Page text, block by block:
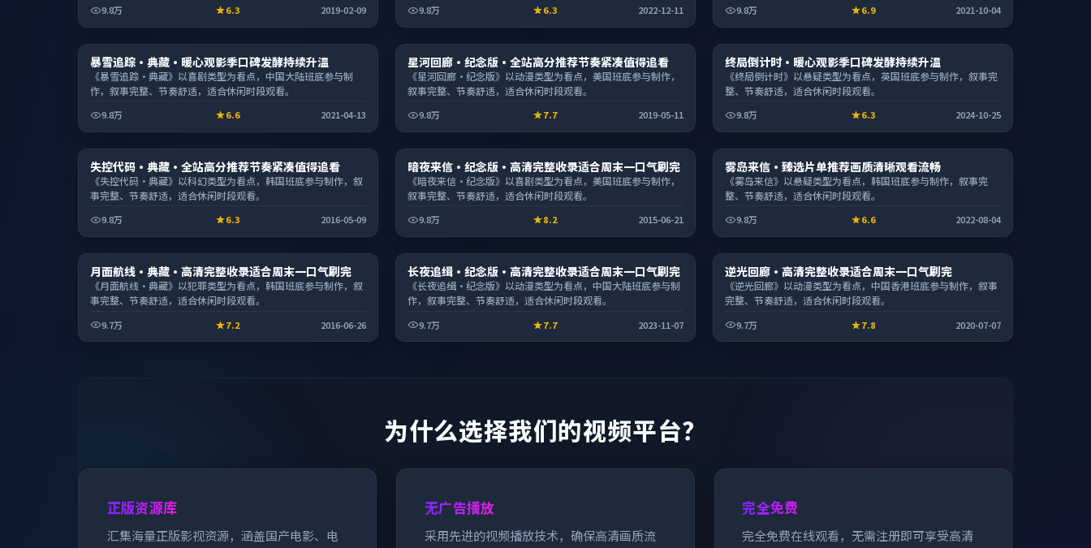
9.8万 6.3 2019-02-09 9.8万 6.3 2022-12-11 9.8万 6.9 2021-10-04
电视剧
暴雪追踪·典藏·暖心观影季口碑发酵持续升温
《暴雪追踪·典藏》以喜剧类型为看点，中国大陆班底参与制
作，叙事完整、节奏舒适，适合休闲时段观看。
9.8万 6.6 2021-04-13
综艺 2:04:25
星河回廊·纪念版·全站高分推荐节奏紧凑值得追看
《星河回廊·纪念版》以动漫类型为看点，美国班底参与制作，
叙事完整、节奏舒适，适合休闲时段观看。
9.8万 7.7 2019-05-11
电视剧
终局倒计时·暖心观影季口碑发酵持续升温
《终局倒计时》以悬疑类型为看点，英国班底参与制作，叙事完
整、节奏舒适，适合休闲时段观看。
9.8万 6.3 2024-10-25
电影 2:21:31
失控代码·典藏·全站高分推荐节奏紧凑值得追看
《失控代码·典藏》以科幻类型为看点，韩国班底参与制作，叙
事完整、节奏舒适，适合休闲时段观看。
9.8万 6.3 2016-05-09
动漫 1:49:16
暗夜来信·纪念版·高清完整收录适合周末一口气刷完
《暗夜来信·纪念版》以喜剧类型为看点，美国班底参与制作，
叙事完整、节奏舒适，适合休闲时段观看。
9.8万 8.2 2015-06-21
动漫
雾岛来信·臻选片单推荐画质清晰观看流畅
《雾岛来信》以悬疑类型为看点，韩国班底参与制作，叙事完
整、节奏舒适，适合休闲时段观看。
9.8万 6.6 2022-08-04
电影 2:13:34
月面航线·典藏·高清完整收录适合周末一口气刷完
《月面航线·典藏》以犯罪类型为看点，韩国班底参与制作，叙
事完整、节奏舒适，适合休闲时段观看。
9.7万 7.2 2016-06-26
综艺 2:48:58
长夜追缉·纪念版·高清完整收录适合周末一口气刷完
《长夜追缉·纪念版》以动漫类型为看点，中国大陆班底参与制
作，叙事完整、节奏舒适，适合休闲时段观看。
9.7万 7.7 2023-11-07
电影
逆光回廊·高清完整收录适合周末一口气刷完
《逆光回廊》以动漫类型为看点，中国香港班底参与制作，叙事
完整、节奏舒适，适合休闲时段观看。
9.7万 7.8 2020-07-07
为什么选择我们的视频平台？
正版资源库
汇集海量正版影视资源，涵盖国产电影、电
无广告播放
采用先进的视频播放技术，确保高清画质流
完全免费
完全免费在线观看，无需注册即可享受高清